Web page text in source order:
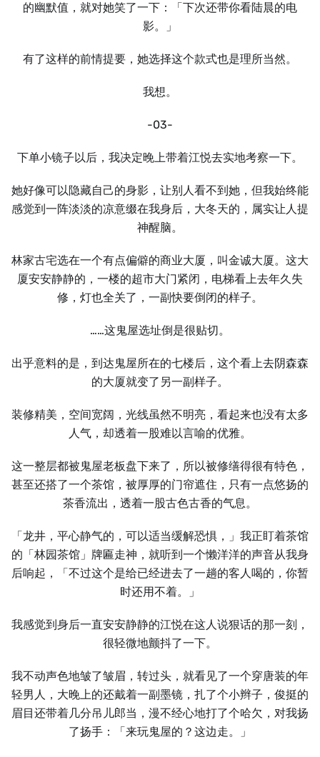
的幽默值，就对她笑了一下：「下次还带你看陆晨的电
影。」
有了这样的前情提要，她选择这个款式也是理所当然。
我想。
-03-
下单小镜子以后，我决定晚上带着江悦去实地考察一下。
她好像可以隐藏自己的身影，让别人看不到她，但我始终能
感觉到一阵淡淡的凉意缀在我身后，大冬天的，属实让人提
神醒脑。
林家古宅选在一个有点偏僻的商业大厦，叫金诚大厦。这大
厦安安静静的，一楼的超市大门紧闭，电梯看上去年久失
修，灯也全关了，一副快要倒闭的样子。
……这鬼屋选址倒是很贴切。
出乎意料的是，到达鬼屋所在的七楼后，这个看上去阴森森
的大厦就变了另一副样子。
装修精美，空间宽阔，光线虽然不明亮，看起来也没有太多
人气，却透着一股难以言喻的优雅。
这一整层都被鬼屋老板盘下来了，所以被修缮得很有特色，
甚至还搭了一个茶馆，被厚厚的门帘遮住，只有一点悠扬的
茶香流出，透着一股古色古香的气息。
「龙井，平心静气的，可以适当缓解恐惧，」我正盯着茶馆
的「林园茶馆」牌匾走神，就听到一个懒洋洋的声音从我身
后响起，「不过这个是给已经进去了一趟的客人喝的，你暂
时还用不着。」
我感觉到身后一直安安静静的江悦在这人说狠话的那一刻，
很轻微地颤抖了一下。
我不动声色地皱了皱眉，转过头，就看见了一个穿唐装的年
轻男人，大晚上的还戴着一副墨镜，扎了个小辫子，俊挺的
眉目还带着几分吊儿郎当，漫不经心地打了个哈欠，对我扬
了扬手：「来玩鬼屋的？这边走。」